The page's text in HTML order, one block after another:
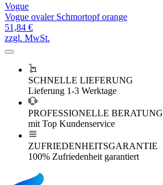
Vogue
Vogue ovaler Schmortopf orange
51,84 €
zzgl. MwSt.
SCHNELLE LIEFERUNG
Lieferung 1-3 Werktage
PROFESSIONELLE BERATUNG
mit Top Kundenservice
ZUFRIEDENHEITSGARANTIE
100% Zufriedenheit garantiert